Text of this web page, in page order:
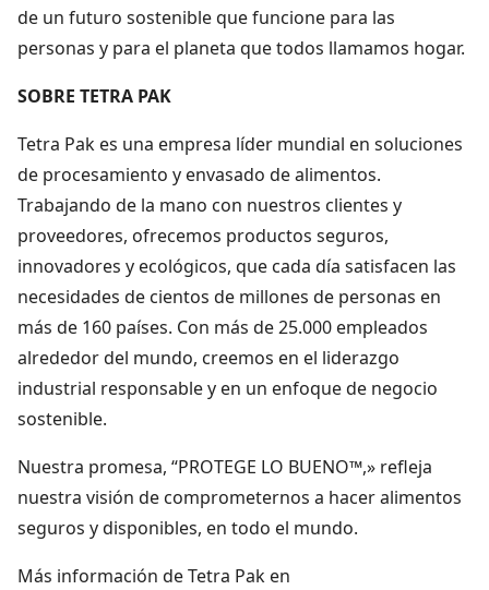
de un futuro sostenible que funcione para las
personas y para el planeta que todos llamamos hogar.
SOBRE TETRA PAK
Tetra Pak es una empresa líder mundial en soluciones
de procesamiento y envasado de alimentos.
Trabajando de la mano con nuestros clientes y
proveedores, ofrecemos productos seguros,
innovadores y ecológicos, que cada día satisfacen las
necesidades de cientos de millones de personas en
más de 160 países. Con más de 25.000 empleados
alrededor del mundo, creemos en el liderazgo
industrial responsable y en un enfoque de negocio
sostenible.
Nuestra promesa, “PROTEGE LO BUENO™,» refleja
nuestra visión de comprometernos a hacer alimentos
seguros y disponibles, en todo el mundo.
Más información de Tetra Pak en